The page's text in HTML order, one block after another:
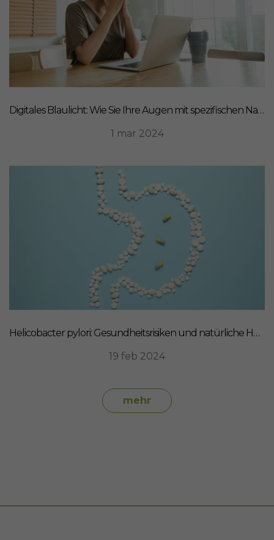
Digitales Blaulicht: Wie Sie Ihre Augen mit spezifischen Nahrungsergänzungsmitteln schützen können
1 mar 2024
Helicobacter pylori: Gesundheitsrisiken und natürliche Heilmittel
19 feb 2024
mehr